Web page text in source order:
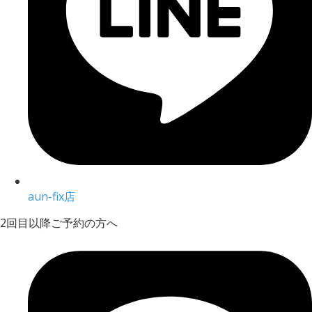
aun-fix店
2回目以降ご予約の方へ